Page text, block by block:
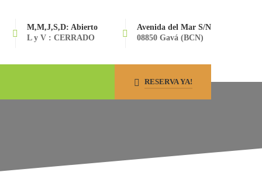
Avenida del Mar S/N
08850 Gavá (BCN)
M,M,J,S,D: Abierto
L y V : CERRADO
RESERVA YA!